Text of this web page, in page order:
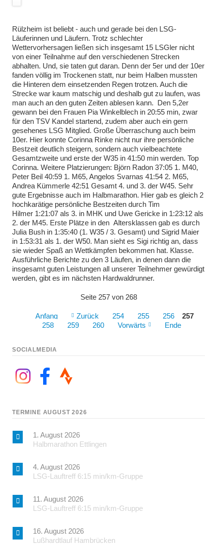
Rülzheim ist beliebt - auch und gerade bei den LSG-
Läuferinnen und Läufern. Trotz schlechter
Wettervorhersagen ließen sich insgesamt 15 LSGler nicht
von einer Teilnahme auf den verschiedenen Strecken
abhalten. Und, sie taten gut daran. Denn der 5er und der 10er
fanden völlig im Trockenen statt, nur beim Halben mussten
die Hinteren dem einsetzenden Regen trotzen. Auch die
Strecke war kaum matschig und deshalb gut zu laufen, was
man auch an den guten Zeiten ablesen kann. Den 5,2er
gewann bei den Frauen Pia Winkelblech in 20:55 min, zwar
für den TSV Kandel startend, zudem aber auch ein gern
gesehenes LSG Mitglied. Große Überraschung auch beim
10er. Hier konnte Corinna Rinke nicht nur ihre persönliche
Bestzeit deutlich steigern, sondern auch vielbeachtete
Gesamtzweite und erste der W35 in 41:50 min werden. Top
Corinna. Weitere Platzierungen: Björn Radon 37:05 1. M40,
Peter Beil 40:59 1. M65, Angelos Svarnas 41:54 2. M65,
Andrea Kümmerle 42:51 Gesamt 4. und 3. der W45. Sehr
gute Ergebnisse auch im Halbmarathon. Hier gab es gleich 2
hochkarätige persönliche Bestzeiten durch Tim
Hilmer 1:21:07 als 3. in MHK und Uwe Gericke in 1:23:12 als
2. der M45. Erste Plätze in den Altersklassen gab es durch
Julia Bush in 1:35:40 (1. W35 / 3. Gesamt) und Sigrid Maier
in 1:53:31 als 1. der W50. Man sieht es Sigi richtig an, dass
sie wieder Spaß an Wettkämpfen bekommen hat. Klasse.
Ausführliche Berichte zu den 3 Läufen, in denen dann die
insgesamt guten Leistungen all unserer Teilnehmer gewürdigt
werden, gibt es im nächsten Hardwaldrunner.
Seite 257 von 268
Anfang Zurück 254 255 256
257
258
259 260 Vorwärts Ende
SOCIALMEDIA
TERMINE AUGUST 2026
1. August 2026
Halbmarathon Ettlingen
4. August 2026
LSG-Lauftreff 6:15 min/km-Gruppe
11. August 2026
LSG-Lauftreff 6:15 min/km-Gruppe
16. August 2026
Lußhardtlauf Hambrücken